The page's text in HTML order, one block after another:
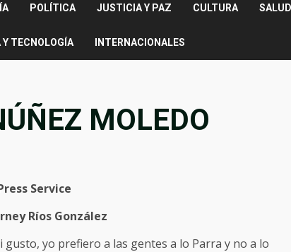
POLÍTICA JUSTICIA Y PAZ CULTURA
Y TECNOLOGÍA INTERNACIONALES
MOLEDO
Service
Ríos González
gusto, yo prefiero a las gentes a lo Parra y no a lo